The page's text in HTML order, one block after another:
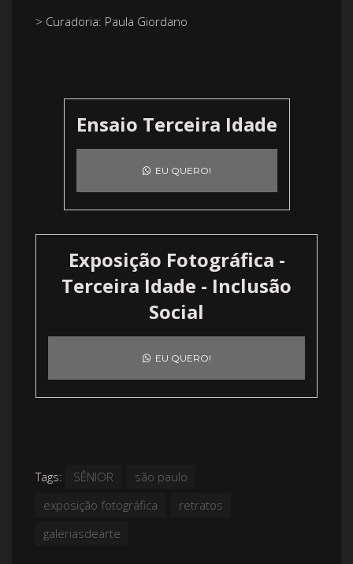
> Curadoria: Paula Giordano
Ensaio Terceira Idade
EU QUERO!
Exposição Fotográfica -
Terceira Idade - Inclusão
Social
EU QUERO!
Tags: SÊNIOR
são paulo
exposição fotográfica
retratos
galeriasdearte